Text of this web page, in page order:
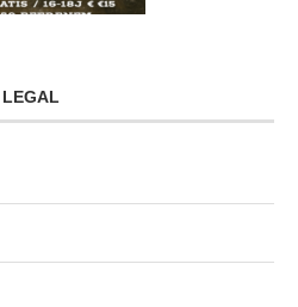
LEGAL